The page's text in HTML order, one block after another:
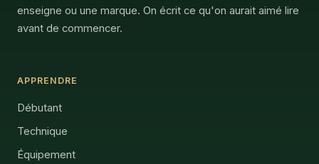
enseigne ou une marque. On écrit ce qu'on aurait aimé lire
avant de commencer.
APPRENDRE
Débutant
Technique
Équipement